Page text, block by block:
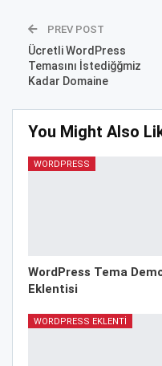
PREV POST
Ücretli WordPress
Temasını İstediğğmiz
Kadar Domaine
You Might Also
WORDPRESS
WordPress Tema
Eklentisi
WORDPRESS EKLENTI